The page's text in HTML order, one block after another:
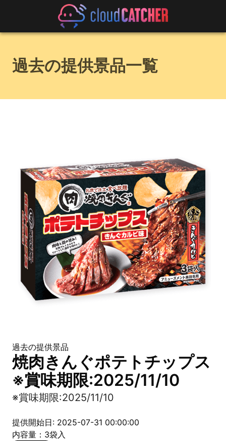
過去の提供景品一覧
過去の提供景品
焼肉きんぐポテトチップス
※賞味期限:2025/11/10
※賞味期限:2025/11/10
提供開始日: 2025-07-31 00:00:00
内容量：3袋入